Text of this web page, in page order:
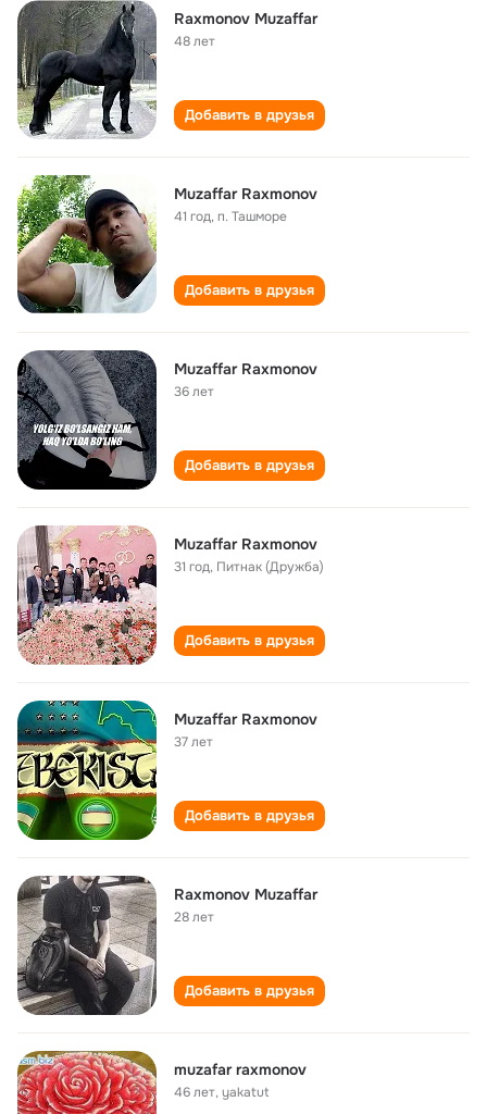
Raxmonov Muzaffar
48 лет
Добавить в друзья
Muzaffar Raxmonov
41 год,п. Ташморе
Добавить в друзья
Muzaffar Raxmonov
36 лет
Добавить в друзья
Muzaffar Raxmonov
31 год, Питнак (Дружба)
Добавить в друзья
Muzaffar Raxmonov
37 лет
Добавить в друзья
Raxmonov Muzaffar
28 лет
Добавить в друзья
muzafar raxmonov
46 лет,yakatut